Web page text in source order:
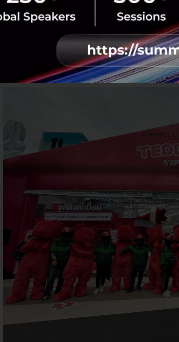
การจับมือกับ Maybelline จึงถือเป็นโอกาสจุ
Maybelline จากความประสบความสำเร็จที่ผ่า
Super Brand Day และอื่นๆ ล้วนได้รับการตอบ
ประสบการณ์แบบ O+O ทำให้การช้อปปิ้งไม่
เทรนด์บิวตี้ให้ออกไปเป็นวงกว้างได้